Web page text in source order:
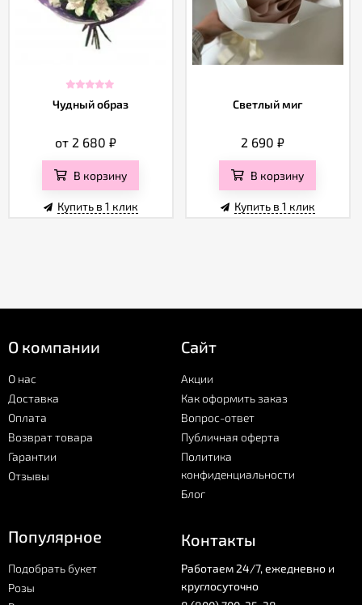
Чудный образ
от 2 680₽
В корзину
Купить в 1 клик
Светлый миг
2 690₽
В корзину
Купить в 1 клик
О компании
О нас
Доставка
Оплата
Возврат товара
Гарантии
Отзывы
Сайт
Акции
Как оформить заказ
Вопрос-ответ
Публичная оферта
Политика
конфиденциальности
Блог
Популярное
Подобрать букет
Розы
Контакты
Работаем 24/7, ежедневно и
круглосуточно